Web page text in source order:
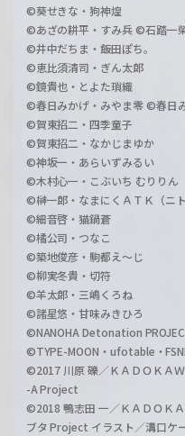
©葵せきな・狗神煌
©あざの耕平・すみ兵 ©石踏一
©井中だちま・飯田ぽち。
©恵比須清司・ぎん太郎
©鏡貴也・とよた瑣織
©春日みかげ・みやま零 ©春日
©賀東招二・四季童子
©賀東招二・なかじまゆか
©神坂一・あらいずみるい
©木村心一・こぶいち むりりん
©榊一郎・なまにくＡＴＫ（ニト
©細音啓・猫鍋蒼
©橘公司・つなこ
©築地俊彦・駒都え～じ
©柳実冬貴・切符
©羊太郎・三嶋くろね
©諸星悠・甘味みきひろ
©NANOHA Detonation
©TYPE-MOON・ufotable・
©2017 川原 礫／ＫＡＤＯＫＡ
-A Project
©2018 鴨志田 一／ＫＡＤＯＫ
ブタ Project イラスト／溝口ケ